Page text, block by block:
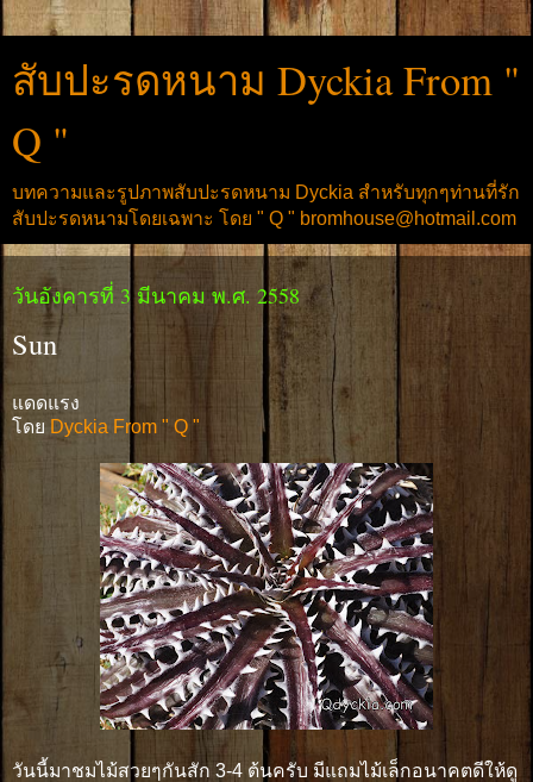
สับปะรดหนาม Dyckia From "
Q "
บทความและรูปภาพสับปะรดหนาม Dyckia สำหรับทุกๆท่านที่รัก
สับปะรดหนามโดยเฉพาะ โดย " Q " bromhouse@hotmail.com
วันอังคารที่ 3 มีนาคม พ.ศ. 2558
Sun
แดดแรง
โดย Dyckia From " Q "
วันนี้มาชมไม้สวยๆกันสัก 3-4 ต้นครับ มีแถมไม้เล็กอนาคตดีให้ดู